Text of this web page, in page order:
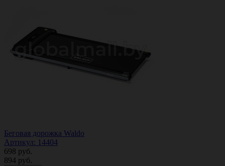
Беговая дорожка Waldo
Артикул: 14404
698 руб.
894 руб.